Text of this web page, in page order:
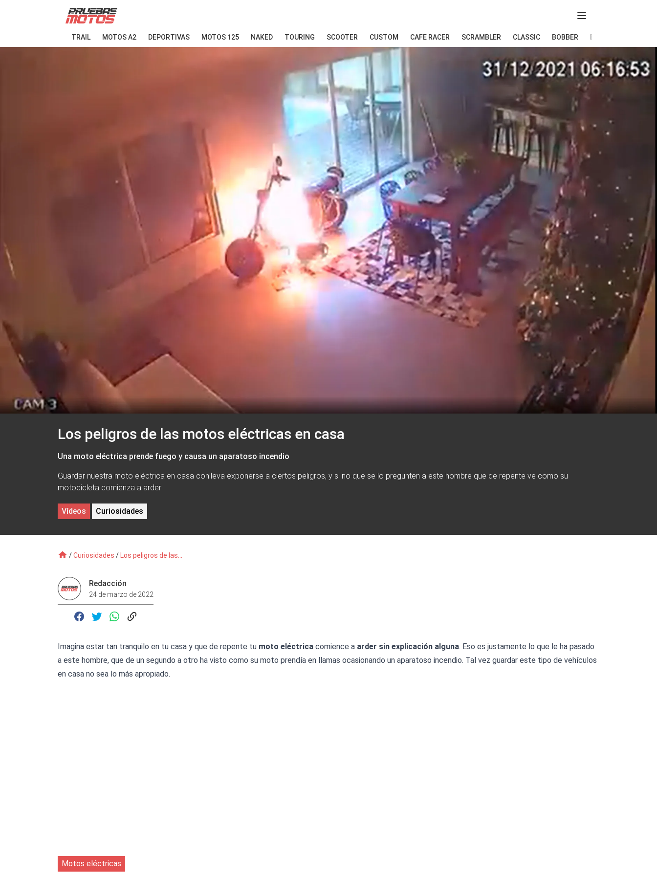
Abir menú
TRAIL MOTOS A2 DEPORTIVAS MOTOS 125 NAKED TOURING SCOOTER CUSTOM CAFE RACER SCRAMBLER CLASSIC BOBBER ELÉCTRICAS
Los peligros de las motos eléctricas en casa
Una moto eléctrica prende fuego y causa un aparatoso incendio
Guardar nuestra moto eléctrica en casa conlleva exponerse a ciertos peligros, y si no que se lo pregunten a este hombre que de repente ve como su
motocicleta comienza a arder
Vídeos Curiosidades
/Curiosidades /Los peligros de las...
Redacción
24 de marzo de 2022
Imagina estar tan tranquilo en tu casa y que de repente tu moto eléctrica comience a arder sin explicación alguna. Eso es justamente lo que le ha pasado
a este hombre, que de un segundo a otro ha visto como su moto prendía en llamas ocasionando un aparatoso incendio. Tal vez guardar este tipo de vehículos
en casa no sea lo más apropiado.
Motos eléctricas